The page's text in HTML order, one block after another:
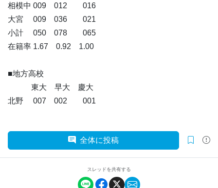
相模中 009 012 016
大宮 009 036 021
小計 050 078 065
在籍率 1.67 0.92 1.00
■地方高校
東大 早大 慶大
北野 007 002 001
全体に投稿
スレッドを共有する